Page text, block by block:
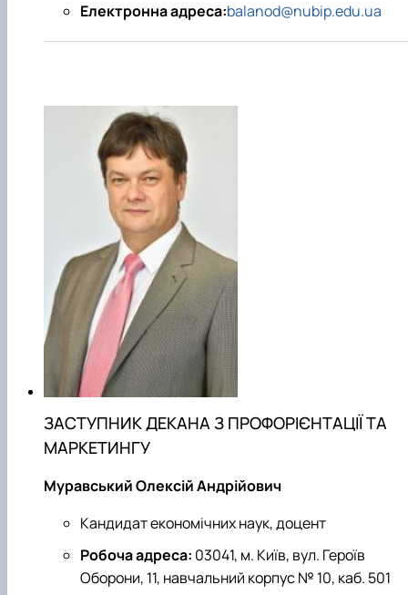
Електронна адреса:balanod@nubip.edu.ua
ЗАСТУПНИК ДЕКАНА З ПРОФОРІЄНТАЦІЇ ТА
МАРКЕТИНГУ
Муравський Олексій Андрійович
Кандидат економічних наук, доцент
Робоча адреса: 03041, м. Київ, вул. Героїв
Оборони, 11, навчальний корпус № 10, каб. 501